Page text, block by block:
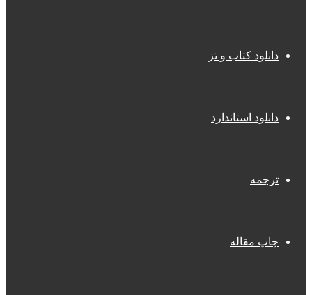
دانلود کتاب و تز
دانلود استاندارد
ترجمه
چاپ مقاله